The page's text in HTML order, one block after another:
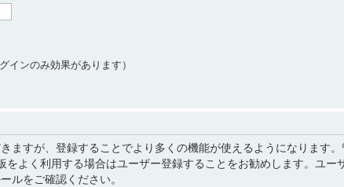
インのみ効果があります）
ますが、登録することでより多くの機能が使えるようになります
よく利用する場合はユーザー登録することをお勧めします。ユー
ルをご確認ください。